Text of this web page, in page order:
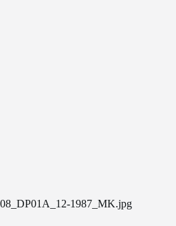
08_DP01A_12-1987_MK.jpg